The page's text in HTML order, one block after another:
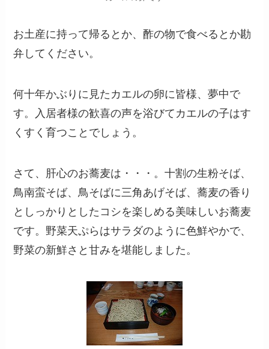
お土産に持って帰るとか、酢の物で食べるとか勘
弁してください。
何十年かぶりに見たカエルの卵に皆様、夢中で
す。入居者様の歓喜の声を浴びてカエルの子はす
くすく育つことでしょう。
さて、肝心のお蕎麦は・・・。十割の生粉そば、
鳥南蛮そば、鳥そばに三角あげそば、蕎麦の香り
としっかりとしたコシを楽しめる美味しいお蕎麦
です。野菜天ぷらはサラダのように色鮮やかで、
野菜の新鮮さと甘みを堪能しました。